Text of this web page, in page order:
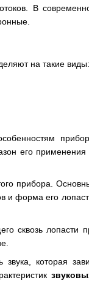
В
на такие виды:
его применения
прибора.
и форма его
сквозь
звука, которая